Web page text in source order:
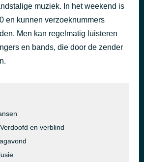
40 minuten geleden
muziek. In het weekend is
en kunnen verzoeknummers
Men kan regelmatig luisteren
en bands, die door de zender
en verblind